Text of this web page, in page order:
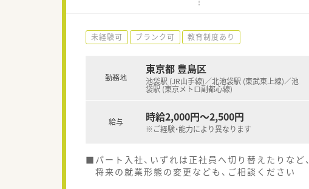
未経験可 ブランク可 教育制度あり
勤務地
東京都 豊島区
池袋駅 (JR山手線)／北池袋駅 (東武東上線)／池
袋駅 (東京メトロ副都心線)
給与 時給2,000円～2,500円
※ご経験・能力により異なります
■パート入社、いずれは正社員へ切り替えたりなど、
将来の就業形態の変更なども、ご相談ください